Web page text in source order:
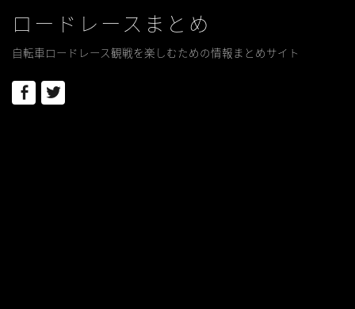
ロードレースまとめ
自転車ロードレース観戦を楽しむための情報まとめサイト
Facebook